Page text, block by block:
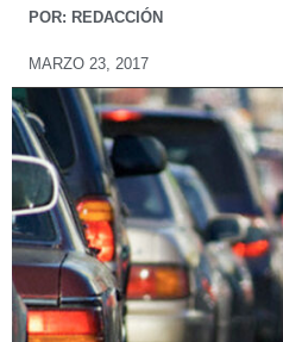
POR: REDACCIÓN
MARZO 23, 2017